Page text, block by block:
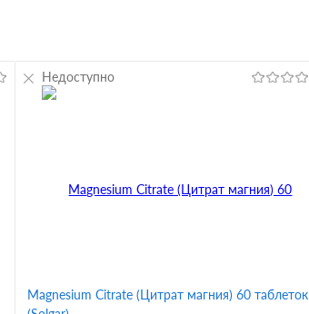
Magnesium Citrate (Цитрат магния) 60 таблеток
Недоступно